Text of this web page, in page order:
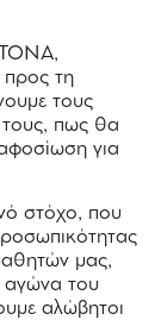
προς τη
τους
τους, πως θα
για
στόχο, που
μας,
αγώνα του
αλώβητοι